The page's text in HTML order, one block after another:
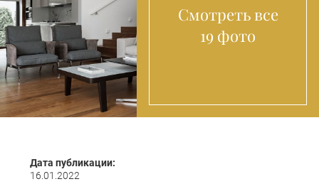
Смотреть все
19 фото
Дата публикации:
16.01.2022